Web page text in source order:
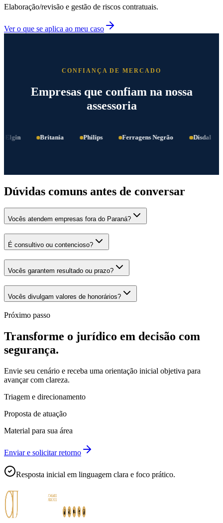
Elaboração/revisão e gestão de riscos contratuais.
Ver o que se aplica ao meu caso
CONFIANÇA DE MERCADO
Empresas que confiam na nossa
assessoria
Britania Philips Ferragens Negrão Disdal
Dúvidas comuns antes de conversar
Vocês atendem empresas fora do Paraná?
É consultivo ou contencioso?
Vocês garantem resultado ou prazo?
Vocês divulgam valores de honorários?
Próximo passo
Transforme o jurídico em decisão com
segurança.
Envie seu cenário e receba uma orientação inicial objetiva para
avançar com clareza.
Triagem e direcionamento
Proposta de atuação
Material para sua área
Enviar e solicitar retorno
Resposta inicial em linguagem clara e foco prático.